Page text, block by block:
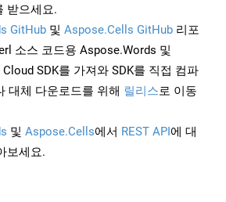
받으세요.
GitHub 및 Aspose.Cells GitHub 리포
소스 코드용 Aspose.Words 및
SDK를 가져와 SDK를 직접 컴파
대체 다운로드를 위해 릴리스로 이동
및 Aspose.Cells에서 REST API에 대
보세요.